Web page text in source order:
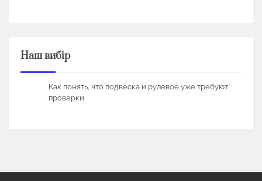
Наш вибір
Как понять, что подвеска и рулевое уже требуют
проверки